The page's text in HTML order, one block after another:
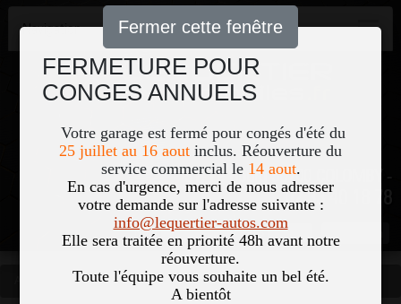
FERMETURE POUR
CONGES ANNUELS
Votre garage est fermé pour congés d'été du
25 juillet au 16 aout inclus. Réouverture du
service commercial le 14 aout.
En cas d'urgence, merci de nous adresser
votre demande sur l'adresse suivante :
info@lequertier-autos.com
Elle sera traitée en priorité 48h avant notre
réouverture.
Toute l'équipe vous souhaite un bel été.
A bientôt
Fermer cette fenêtre
Navigation
51, Le Bourg 50700 COLOMBY -
02 33 40 18 78
Nom Pass
Occasions Vous êtes ici